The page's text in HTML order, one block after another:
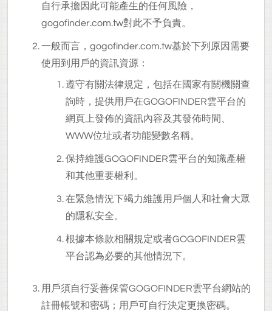
自行承擔因此可能產生的任何風險，
gogofinder.com.tw對此不予負責。
一般而言，gogofinder.com.tw基於下列原因需要
使用到用戶的資訊資源：
遵守有關法律規定，包括在國家有關機關查
詢時，提供用戶在GOGOFINDER雲平台的
網頁上發佈的資訊內容及其發佈時間、
WWW位址或者功能變數名稱。
保持維護GOGOFINDER雲平台的知識產權
和其他重要權利。
在緊急情況下竭力維護用戶個人和社會大眾
的隱私安全。
根據本條款相關規定或者GOGOFINDER雲
平台認為必要的其他情況下。
用戶須自行妥善保管GOGOFINDER雲平台網站的
註冊帳號和密碼；用戶可自行決定更換密碼。